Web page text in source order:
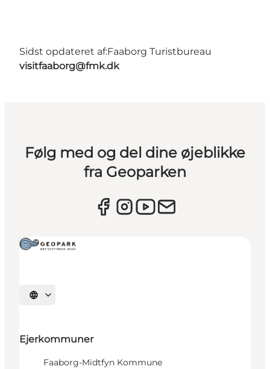
Sidst opdateret af:Faaborg Turistbureau
visitfaaborg@fmk.dk
Følg med og del dine øjeblikke
fra Geoparken
Vælg sprog
Ejerkommuner
Faaborg-Midtfyn Kommune